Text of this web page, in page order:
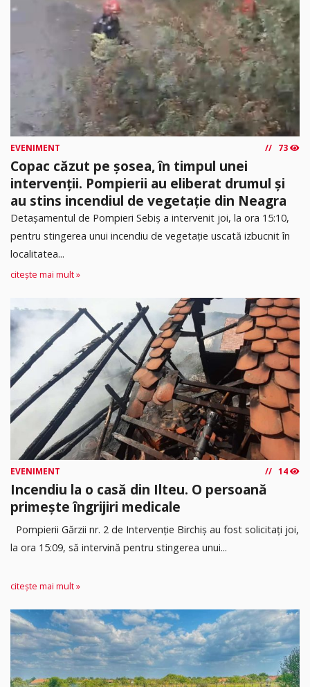
EVENIMENT 73
Copac căzut pe șosea, în timpul unei
intervenții. Pompierii au eliberat drumul și
au stins incendiul de vegetație din Neagra
Detașamentul de Pompieri Sebiș a intervenit joi, la ora 15:10,
pentru stingerea unui incendiu de vegetație uscată izbucnit în
localitatea...
citește mai mult »
EVENIMENT 14
Incendiu la o casă din Ilteu. O persoană
primește îngrijiri medicale
Pompierii Gărzii nr. 2 de Intervenție Birchiș au fost solicitați joi,
la ora 15:09, să intervină pentru stingerea unui...
citește mai mult »